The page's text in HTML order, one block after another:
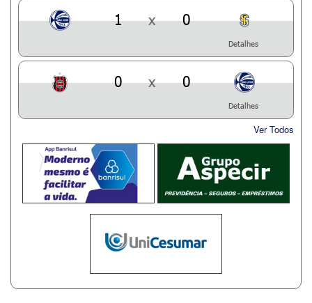
1 x 0
Detalhes
0 x 0
Detalhes
Ver Todos